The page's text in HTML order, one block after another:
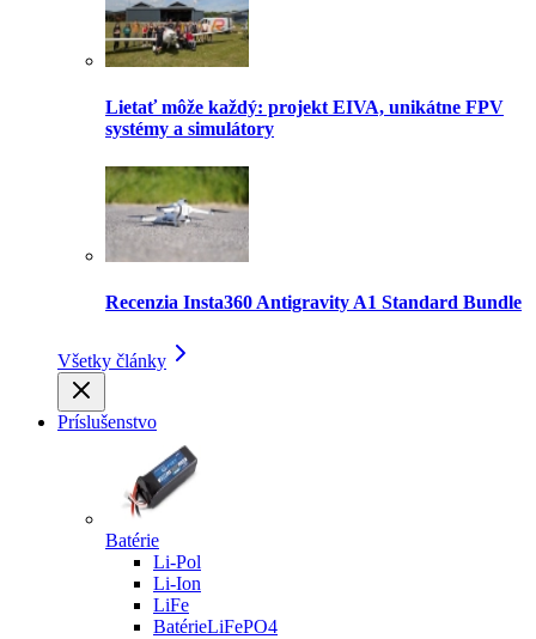
Lietať môže každý: projekt EIVA, unikátne FPV
systémy a simulátory
Recenzia Insta360 Antigravity A1 Standard Bundle
Všetky články
Príslušenstvo
Batérie
Li-Pol
Li-Ion
LiFe
BatérieLiFePO4